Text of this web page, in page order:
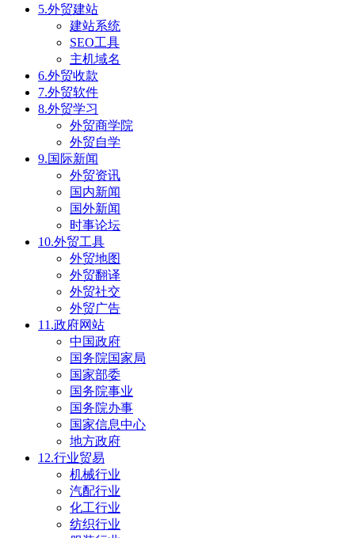
5.外贸建站
建站系统
SEO工具
主机域名
6.外贸收款
7.外贸软件
8.外贸学习
外贸商学院
外贸自学
9.国际新闻
外贸资讯
国内新闻
国外新闻
时事论坛
10.外贸工具
外贸地图
外贸翻译
外贸社交
外贸广告
11.政府网站
中国政府
国务院国家局
国家部委
国务院事业
国务院办事
国家信息中心
地方政府
12.行业贸易
机械行业
汽配行业
化工行业
纺织行业